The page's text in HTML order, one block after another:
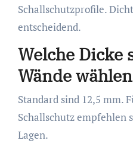
Schallschutzprofile.
entscheidend.
Welche Dicke
Wände
Standard sind 12,5 mm. Für höhere Stabilität oder
Schallschutz empfehlen
Lagen.